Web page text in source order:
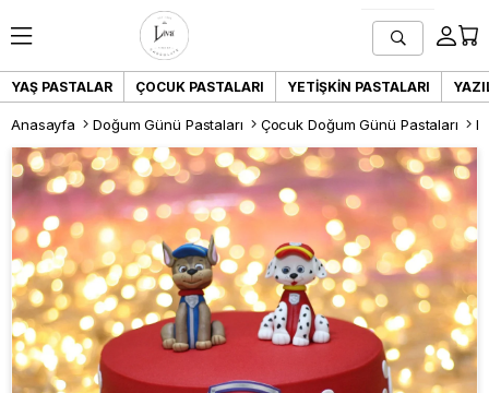
YAŞ PASTALAR ÇOCUK PASTALARI YETIŞKIN PASTALARI
Anasayfa Doğum Günü Pastaları Çocuk Doğum Günü Pastaları